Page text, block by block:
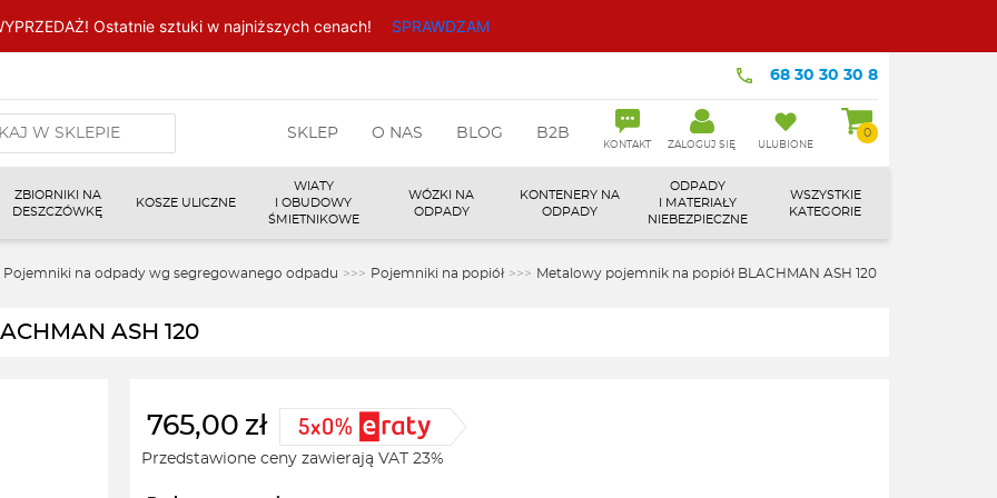
Ostatnie sztuki w najniższych cenach! SPRAWDZAM
68 30 30 30 8
SKLEP O NAS BLOG B2B
KONTAKT ZALOGUJ SIĘ ULUBIONE
0
ZBIORNIKI NA
DESZCZÓWKĘ
KOSZE ULICZNE
WIATY
I OBUDOWY
ŚMIETNIKOWE
WÓZKI NA
ODPADY
KONTENERY NA
ODPADY
ODPADY
I MATERIAŁY
NIEBEZPIECZNE
WSZYSTKIE
KATEGORIE
Pojemniki na odpady wg segregowanego odpadu >>> Pojemniki na popiół >>> Metalowy pojemnik na popiół BLACHMAN ASH 120
ASH 120
765,00 zł
Przedstawione ceny zawierają VAT 23%